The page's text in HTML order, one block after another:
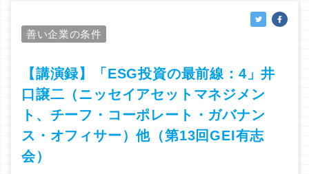
善い企業の条件
【講演録】「ESG投資の最前線：4」井
口譲二（ニッセイアセットマネジメン
ト、チーフ・コーポレート・ガバナン
ス・オフィサー）他（第13回GEI有志
会）